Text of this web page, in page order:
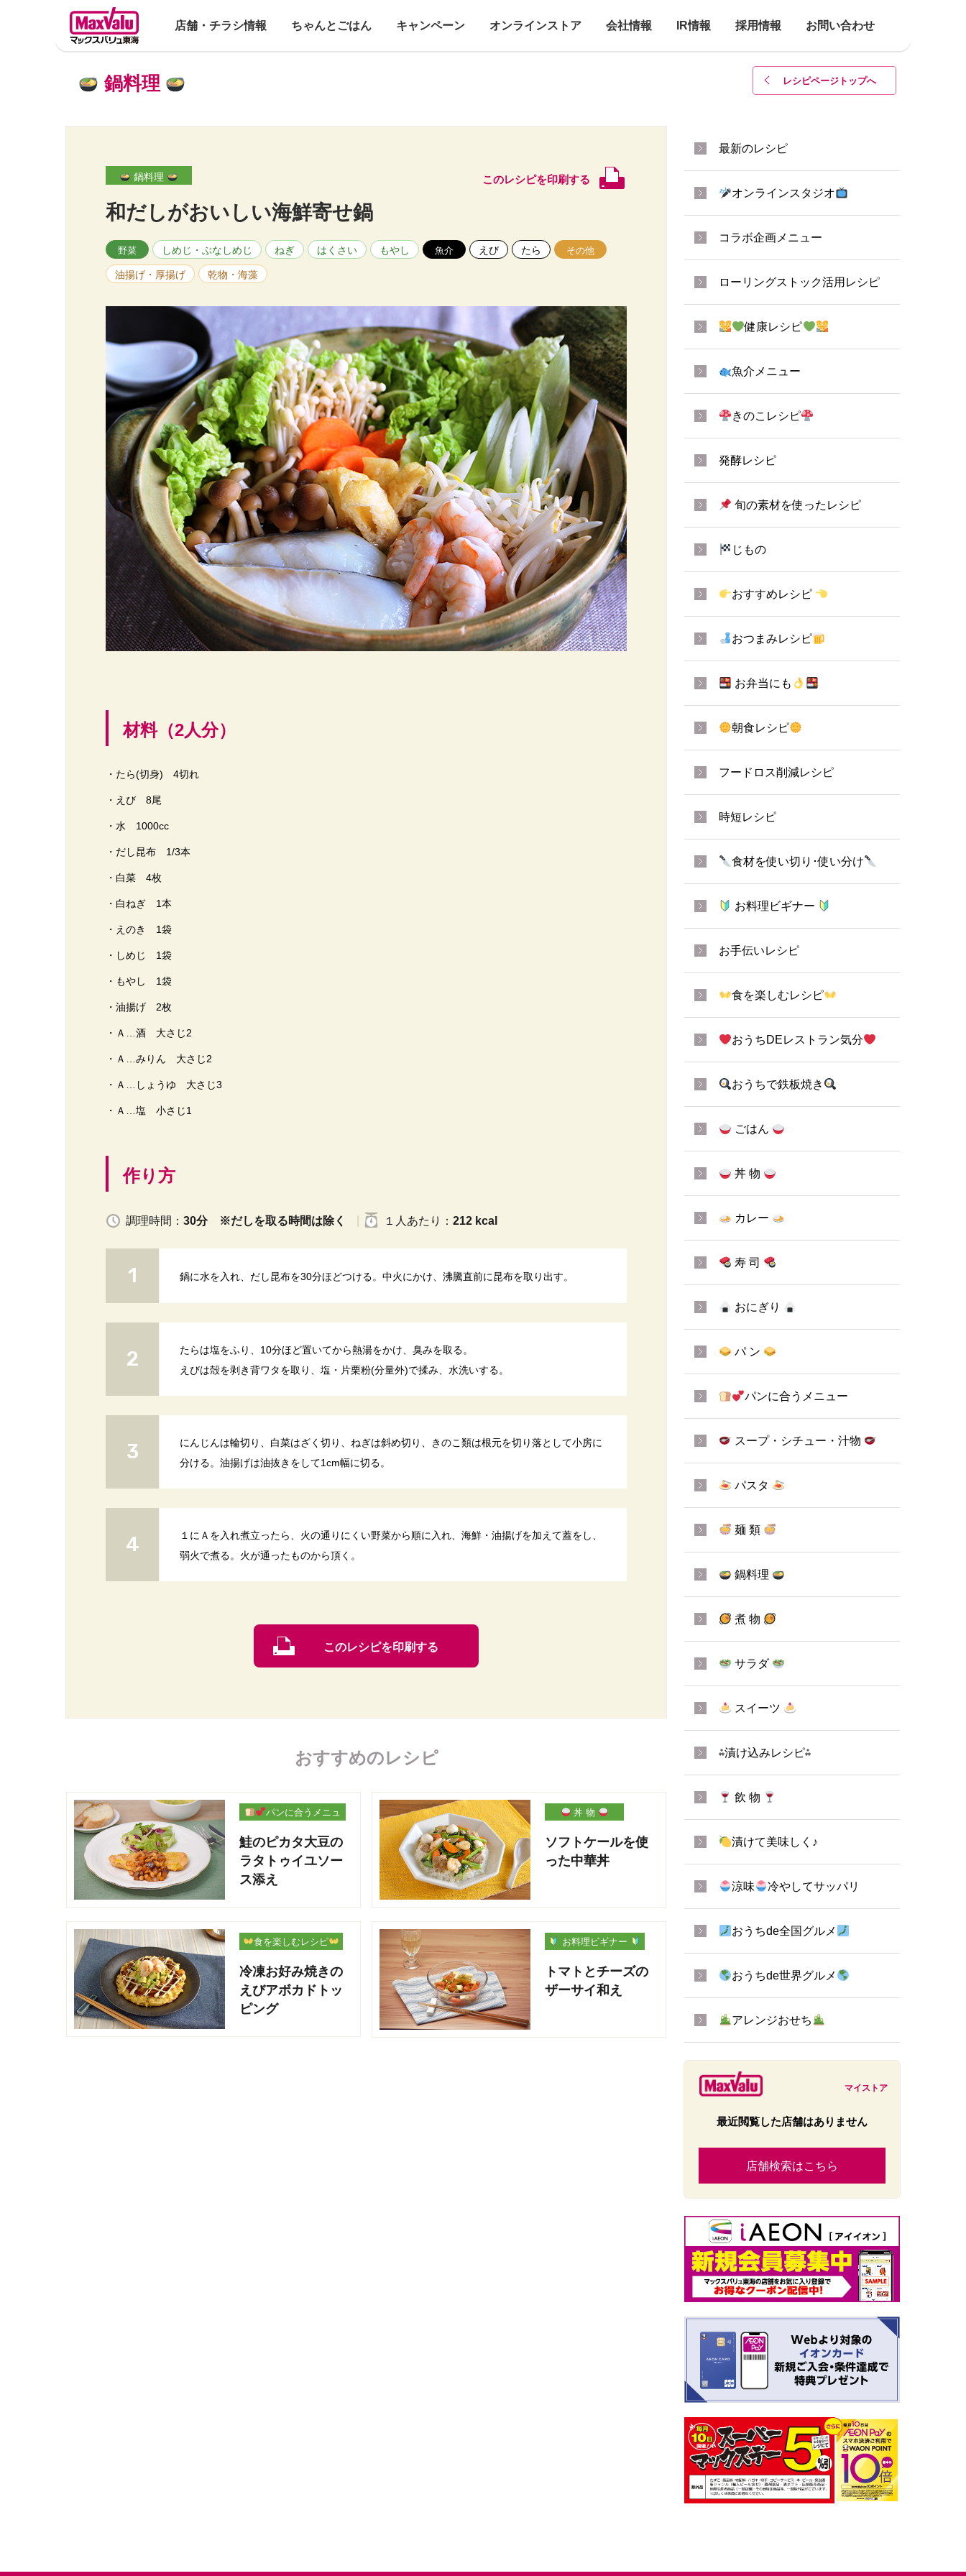
店舗・チラシ情報 ちゃんとごはん キャンペーン オンラインストア 会社情報 IR情報 採用情報 お問い合わせ
レシピページトップへ
鍋料理
鍋料理 このレシピを印刷する
和だしがおいしい海鮮寄せ鍋
野菜 しめじ・ぶなしめじ ねぎ はくさい もやし 魚介 えび たら その他
油揚げ・厚揚げ 乾物・海藻
材料（2人分）
・たら(切身) 4切れ
・えび 8尾
・水 1000cc
・だし昆布 1/3本
・白菜 4枚
・白ねぎ 1本
・えのき 1袋
・しめじ 1袋
・もやし 1袋
・油揚げ 2枚
・Ａ…酒 大さじ2
・Ａ…みりん 大さじ2
・Ａ…しょうゆ 大さじ3
・Ａ…塩 小さじ1
作り方
調理時間： 30分 ※だしを取る時間は除く １人 あたり ： 212 kcal
鍋に水を入れ、だし昆布を30分ほどつける。中火にかけ、沸騰直前に昆布を取り出す。
たらは塩をふり、10分ほど置いてから熱湯をかけ、臭みを取る。
えびは殻を剥き背ワタを取り、塩・片栗粉(分量外)で揉み、水洗いする。
にんじんは輪切り、白菜はざく切り、ねぎは斜め切り、きのこ類は根元を切り落として小房に
分ける。油揚げは油抜きをして1cm幅に切る。
１にＡを入れ煮立ったら、火の通りにくい野菜から順に入れ、海鮮・油揚げを加えて蓋をし、
弱火で煮る。火が通ったものから頂く。
このレシピを印刷する
おすすめのレシピ
パンに合うメニュ
鮭のピカタ大豆の
ラタトゥイユソー
ス添え
丼 物
ソフトケールを使
った中華丼
食を楽しむレシピ
冷凍お好み焼きの
えびアボカドトッ
ピング
お料理ビギナー
トマトとチーズの
ザーサイ和え
最新のレシピ
オンラインスタジオ
コラボ企画メニュー
ローリングストック活用レシピ
健康レシピ
魚介メニュー
きのこレシピ
発酵レシピ
旬の素材を使ったレシピ
じもの
おすすめレシピ
おつまみレシピ
お弁当にも
朝食レシピ
フードロス削減レシピ
時短レシピ
食材を使い切り･使い分け
お料理ビギナー
お手伝いレシピ
食を楽しむレシピ
おうちDEレストラン気分
おうちで鉄板焼き
ごはん
丼 物
カレー
寿 司
おにぎり
パ ン
パンに合うメニュー
スープ・シチュー・汁物
パスタ
麺 類
鍋料理
煮 物
サラダ
スイーツ
⁂漬け込みレシピ⁂
飲 物
漬けて美味しく♪
涼味 冷やしてサッパリ
おうちde全国グルメ
おうちde世界グルメ
アレンジおせち
マイストア
最近閲覧した店舗はありません
店舗検索はこちら